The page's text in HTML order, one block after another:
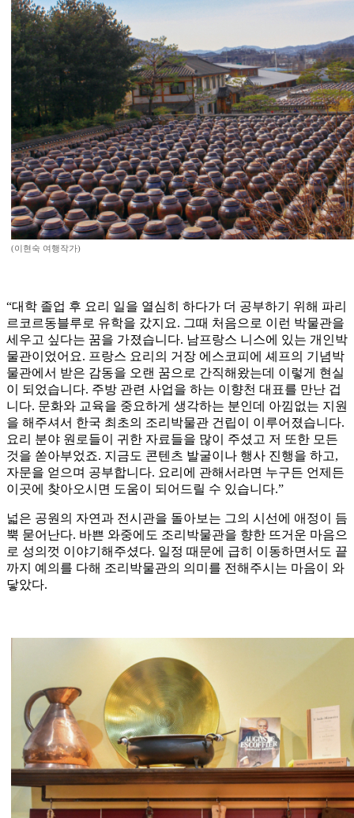
(이현숙 여행작가)
“대학 졸업 후 요리 일을 열심히 하다가 더 공부하기 위해 파리
르코르동블루로 유학을 갔지요. 그때 처음으로 이런 박물관을
세우고 싶다는 꿈을 가졌습니다. 남프랑스 니스에 있는 개인박
물관이었어요. 프랑스 요리의 거장 에스코피에 셰프의 기념박
물관에서 받은 감동을 오랜 꿈으로 간직해왔는데 이렇게 현실
이 되었습니다. 주방 관련 사업을 하는 이향천 대표를 만난 겁
니다. 문화와 교육을 중요하게 생각하는 분인데 아낌없는 지원
을 해주셔서 한국 최초의 조리박물관 건립이 이루어졌습니다.
요리 분야 원로들이 귀한 자료들을 많이 주셨고 저 또한 모든
것을 쏟아부었죠. 지금도 콘텐츠 발굴이나 행사 진행을 하고,
자문을 얻으며 공부합니다. 요리에 관해서라면 누구든 언제든
이곳에 찾아오시면 도움이 되어드릴 수 있습니다.”
넓은 공원의 자연과 전시관을 돌아보는 그의 시선에 애정이 듬
뿍 묻어난다. 바쁜 와중에도 조리박물관을 향한 뜨거운 마음으
로 성의껏 이야기해주셨다. 일정 때문에 급히 이동하면서도 끝
까지 예의를 다해 조리박물관의 의미를 전해주시는 마음이 와
닿았다.